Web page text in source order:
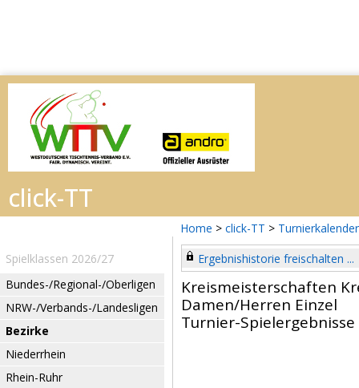
Home > click-TT > Turnierkalender
Spielklassen 2026/27
Bundes-/Regional-/Oberligen
NRW-/Verbands-/Landesligen
Bezirke
Niederrhein
Rhein-Ruhr
Ergebnishistorie freischalten ...
Kreismeisterschaften
Damen/Herren Einzel
Turnier-Spielergebnisse